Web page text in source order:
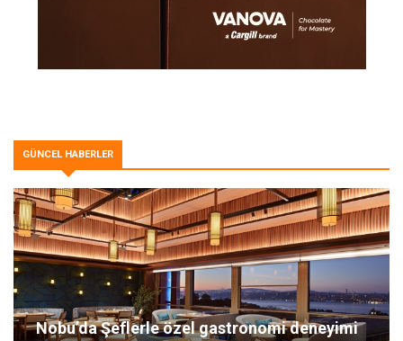
GÜNCEL HABERLER
Nobu’da Şeflerle özel gastronomi deneyimi